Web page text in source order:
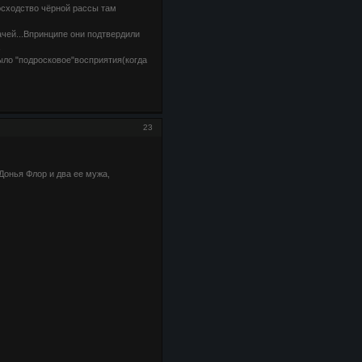
чёрной рассы там
они подтвердили
"подросковое"восприятия(когда
23
Флор и два ее мужа,